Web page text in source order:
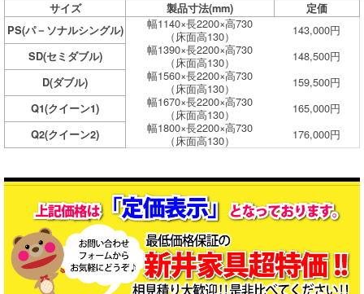
サイズ 製品寸法(mm)
定価
PS(パ－ソナルシングル)
幅1140×長2200×高730
（床面高130）
143,000円
SD(セミダブル)
幅1390×長2200×高730
（床面高130）
148,500円
D(ダブル)
幅1560×長2200×高730
（床面高130）
159,500円
Q1(クイーン1)
幅1670×長2200×高730
（床面高130）
165,000円
Q2(クイーン2)
幅1800×長2200×高730
（床面高130）
176,000円